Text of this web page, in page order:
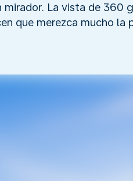
La vista de 360
que merezca mucho la